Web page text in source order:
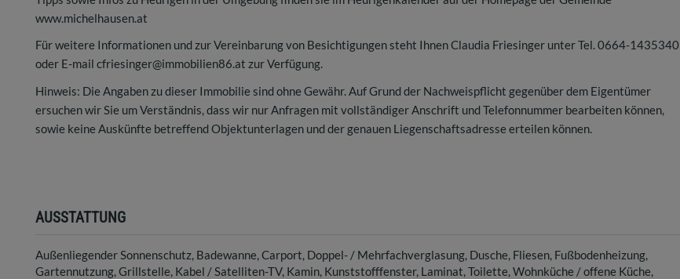
www.michelhausen.at
Für weitere Informationen und zur Vereinbarung von Besichtigungen steht Ihnen Claudia Friesinger unter Tel. 0664-1435340
oder E-mail cfriesinger@immobilien86.at zur Verfügung.
Hinweis: Die Angaben zu dieser Immobilie sind ohne Gewähr. Auf Grund der Nachweispflicht gegenüber dem Eigentümer
ersuchen wir Sie um Verständnis, dass wir nur Anfragen mit vollständiger Anschrift und Telefonnummer bearbeiten können,
sowie keine Auskünfte betreffend Objektunterlagen und der genauen Liegenschaftsadresse erteilen können.
AUSSTATTUNG
Außenliegender Sonnenschutz Badewanne Carport Doppel- / Mehrfachverglasung Dusche Fliesen Fußbodenheizung
Gartennutzung Grillstelle Kabel / Satelliten-TV Kamin Kunststofffenster Laminat Toilette Wohnküche / offene Küche